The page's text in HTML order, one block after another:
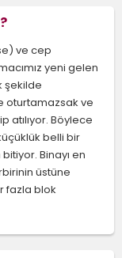
ve cep
yeni gelen
şekilde
oturtamazsak ve
atılıyor. Böylece
belli bir
Binayı en
üstüne
fazla blok